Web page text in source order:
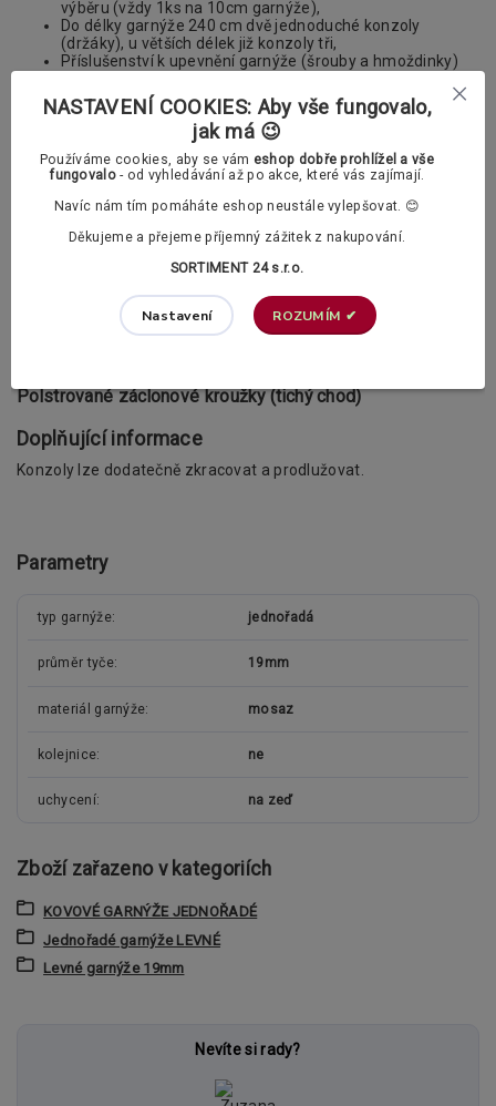
výběru (vždy 1ks na 10cm garnýže),
Do délky garnýže 240 cm dvě jednoduché konzoly
(držáky), u větších délek již konzoly tři,
Příslušenství k upevnění garnýže (šrouby a hmoždinky)
Nabízíme vám také možnost výběru dvou typu
kroužků s
žabkami. Vybrat si můžete mezi klasickými a polstrovanými
V příslušenství si v případě potřeby můžete
dokoupit také PVC háčky.
Záclonové kroužky s žabkami dle vašeho výběru:
Klasické záclonové kroužky
Polstrované záclonové kroužky (tichý chod)
Doplňující informace
Konzoly lze dodatečně zkracovat a prodlužovat.
Parametry
typ garnýže jednořadá
průměr tyče 19mm
materiál garnýže mosaz
kolejnice ne
uchycení na zeď
Zboží zařazeno v kategoriích
KOVOVÉ GARNÝŽE JEDNOŘADÉ
Jednořadé garnýže LEVNÉ
Levné garnýže 19mm
Nevíte si rady?
NASTAVENÍ COOKIES: Aby vše fungovalo,
jak má 😉
Používáme cookies, aby se vám eshop dobře prohlížel a vše
fungovalo- od vyhledávání až po akce, které vás zajímají.
Navíc nám tím pomáháte eshop neustále vylepšovat. 😊
Děkujeme a přejeme příjemný zážitek z nakupování.
SORTIMENT 24 s.r.o.
Nastavení ROZUMÍM ✔